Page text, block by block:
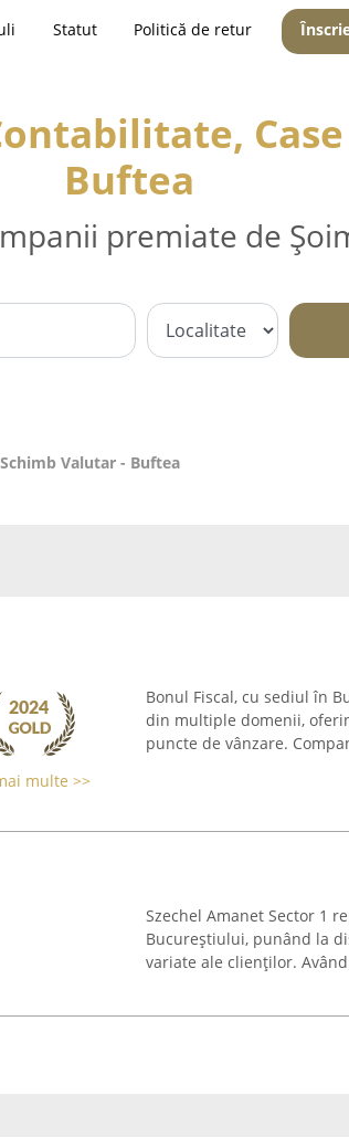
Statut Politică de retur
Buftea
premiate de
Valutar - Buftea
multe >>
Bonul Fiscal, cu sediul în
din multiple domenii,
puncte de vânzare.
Szechel Amanet Sector 1
Bucureștiului, punând la
variate ale clienților.